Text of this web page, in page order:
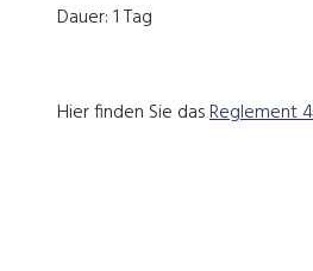
Dauer: 1 Tag
Hier finden Sie dasReglement